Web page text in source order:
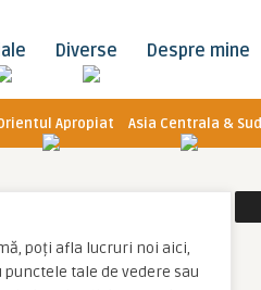
Diverse Despre mine
Apropiat Asia Centrala & Sud
poți afla lucruri noi aici,
tale de vedere sau